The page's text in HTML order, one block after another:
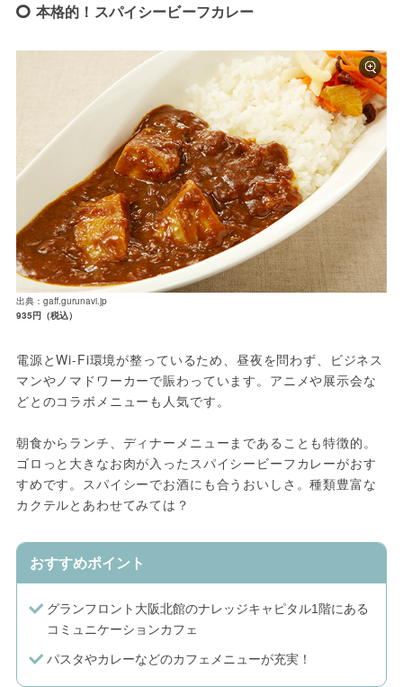
本格的！スパイシービーフカレー
出典：gaff.gurunavi.jp
935円（税込）
電源とWi-Fi環境が整っているため、昼夜を問わず、ビジネス
マンやノマドワーカーで賑わっています。アニメや展示会な
どとのコラボメニューも人気です。
朝食からランチ、ディナーメニューまであることも特徴的。
ゴロっと大きなお肉が入ったスパイシービーフカレーがおす
すめです。スパイシーでお酒にも合うおいしさ。種類豊富な
カクテルとあわせてみては？
おすすめポイント
グランフロント大阪北館のナレッジキャピタル1階にある
コミュニケーションカフェ
パスタやカレーなどのカフェメニューが充実！